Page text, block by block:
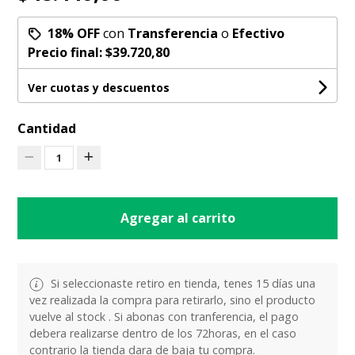
18% OFFcon Transferencia o Efectivo
Precio final:$39.720,80
Ver cuotas y descuentos
Cantidad
1
Agregar al carrito
Si seleccionaste retiro en tienda, tenes 15 días una
vez realizada la compra para retirarlo, sino el producto
vuelve al stock . Si abonas con tranferencia, el pago
debera realizarse dentro de los 72horas, en el caso
contrario la tienda dara de baja tu compra.